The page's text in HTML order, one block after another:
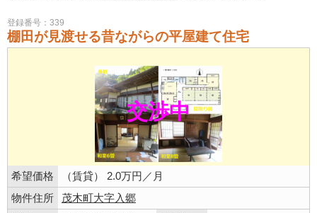
登録番号：339
棚田が見渡せる昔ながらの平屋建て住宅
交渉中
希望価格
（賃貸） 2.0万円／月
物件住所
茂木町大字入郷